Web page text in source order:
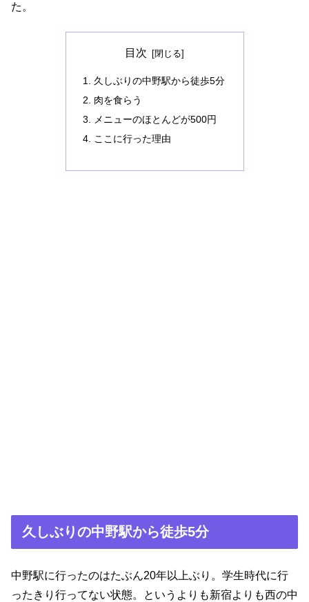
た。
目次
久しぶりの中野駅から徒歩5分
肉を食らう
メニューのほとんどが500円
ここに行った理由
久しぶりの中野駅から徒歩5分
中野駅に行ったのはたぶん20年以上ぶり。学生時代に行
ったきり行ってない状態。というよりも新宿よりも西の中